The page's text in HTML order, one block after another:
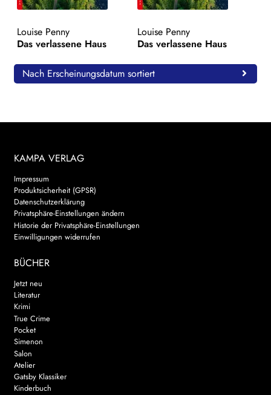
Search:
Louise Penny
Das verlassene Haus
Louise Penny
Das verlassene Haus
Nach Erscheinungsdatum sortiert
KAMPA VERLAG
Impressum
Produktsicherheit (GPSR)
Datenschutzerklärung
Privatsphäre-Einstellungen ändern
Historie der Privatsphäre-Einstellungen
Einwilligungen widerrufen
BÜCHER
Jetzt neu
Literatur
Krimi
True Crime
Pocket
Simenon
Salon
Atelier
Gatsby Klassiker
Kinderbuch